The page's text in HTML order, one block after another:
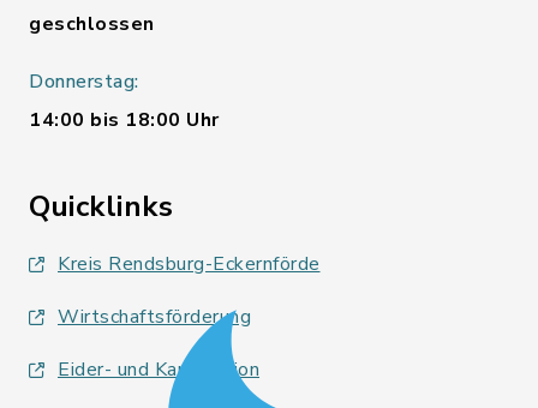
geschlossen
Donnerstag:
14:00 bis 18:00 Uhr
Quicklinks
Kreis Rendsburg-Eckernförde
Wirtschaftsförderung
Eider- und Kanalregion